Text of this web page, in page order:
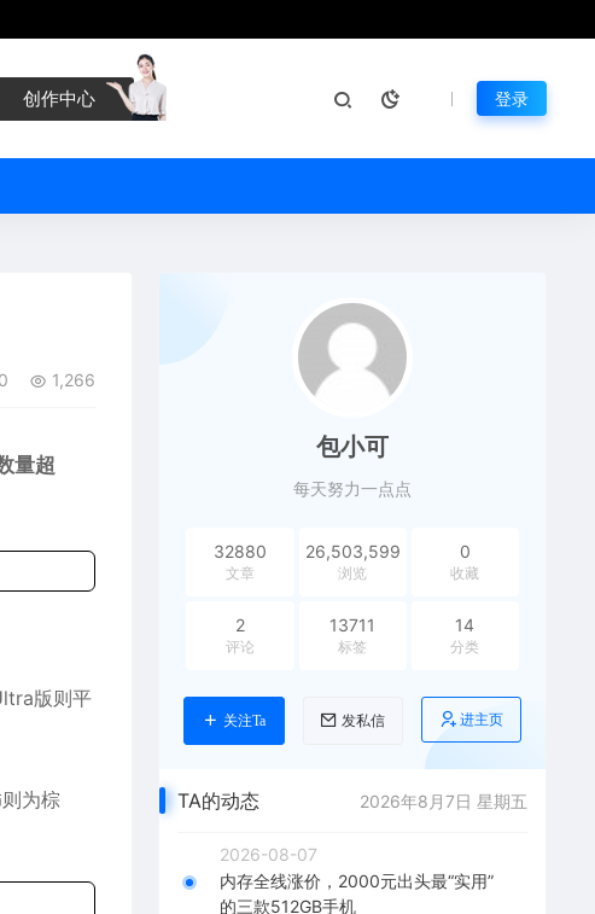
创作中心 登录
0 1,266
量超
版则平
为棕
包小可
每天努力一点点
32880
文章
26,503,599
浏览
0
收藏
2
评论
13711
标签
14
分类
关注Ta 发私信 进主页
TA的动态 2026年8月7日 星期五
2026-08-07
内存全线涨价，2000元出头最“实用”
的三款512GB手机